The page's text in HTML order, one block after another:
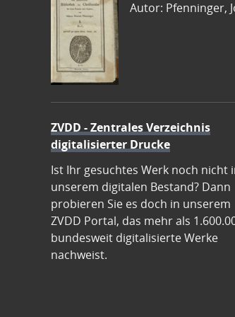
Autor: Pfenninger,
ZVDD - Zentrales Verzeichnis
digitalisierter Drucke
Ist Ihr gesuchtes Werk noch nicht
unserem digitalen Bestand? Dann
probieren Sie es doch in unserem
ZVDD Portal, das mehr als
bundesweit digitalisierte Werke
nachweist.